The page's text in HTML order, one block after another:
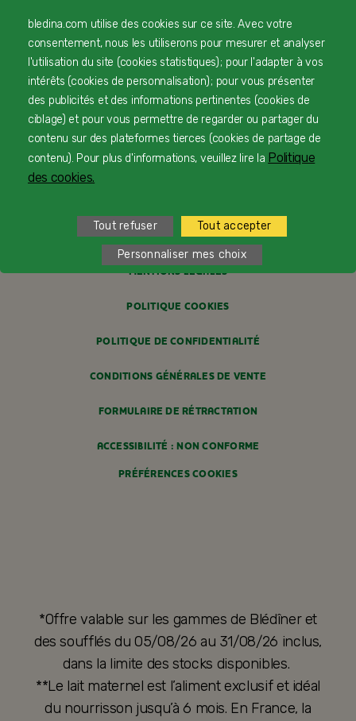
© Copyright Blédina 2025. Tous droits réservés
CONTACTEZ-NOUS
LIVRAISON
FAQ
MENTIONS LÉGALES
POLITIQUE COOKIES
POLITIQUE DE CONFIDENTIALITÉ
CONDITIONS GÉNÉRALES DE VENTE
FORMULAIRE DE RÉTRACTATION
ACCESSIBILITÉ : NON CONFORME
PRÉFÉRENCES COOKIES
*Offre valable sur les gammes de Blédîner et
des soufflés du 05/08/26 au 31/08/26 inclus,
dans la limite des stocks disponibles.
**Le lait maternel est l’aliment exclusif et idéal
du nourrisson jusqu’à 6 mois. En France, la
bledina.com utilise des cookies sur ce site. Avec votre
consentement, nous les utiliserons pour mesurer et analyser
l'utilisation du site (cookies statistiques) ; pour l'adapter à vos
intérêts (cookies de personnalisation) ; pour vous présenter
des publicités et des informations pertinentes (cookies de
ciblage) et pour vous permettre de regarder ou partager du
contenu sur des plateformes tierces (cookies de partage de
contenu). Pour plus d'informations, veuillez lire la Politique
des cookies.
Tout refuser Tout accepter
Personnaliser mes choix